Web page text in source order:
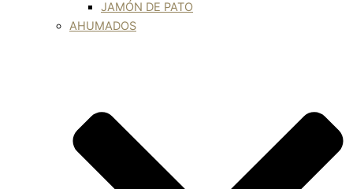
JAMÓN DE PATO
AHUMADOS